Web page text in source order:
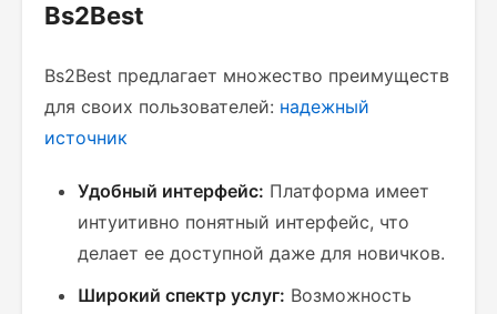
Bs2Best
Bs2Best предлагает множество преимуществ
для своих пользователей: надежный
источник
Удобный интерфейс: Платформа имеет
интуитивно понятный интерфейс, что
делает ее доступной даже для новичков.
Широкий спектр услуг: Возможность